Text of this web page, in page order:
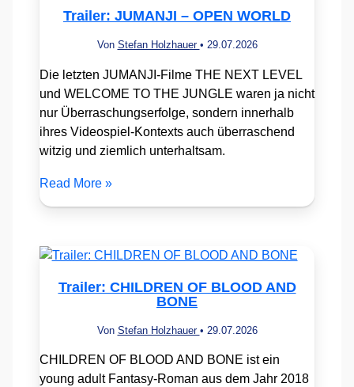
Trailer: JUMANJI – OPEN WORLD
Von Stefan Holzhauer • 29.07.2026
Die letzten JUMANJI-Filme THE NEXT LEVEL
und WELCOME TO THE JUNGLE waren ja nicht
nur Überraschungserfolge, sondern innerhalb
ihres Videospiel-Kontexts auch überraschend
witzig und ziemlich unterhaltsam.
Read More »
Trailer: CHILDREN OF BLOOD AND
BONE
Von Stefan Holzhauer • 29.07.2026
CHILDREN OF BLOOD AND BONE ist ein
young adult Fantasy-Roman aus dem Jahr 2018